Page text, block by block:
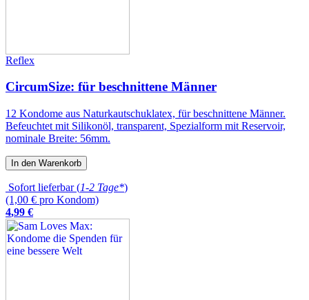
Reflex
CircumSize: für beschnittene Männer
12 Kondome aus Naturkautschuklatex, für beschnittene Männer.
Befeuchtet mit Silikonöl, transparent, Spezialform mit Reservoir,
nominale Breite: 56mm.
In den Warenkorb
Sofort lieferbar (1-2 Tage*)
(1,00 € pro Kondom)
4,99 €